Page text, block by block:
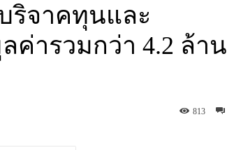
ริจาคทุนและ
ารวมกว่า 4.2 ล้าน
813